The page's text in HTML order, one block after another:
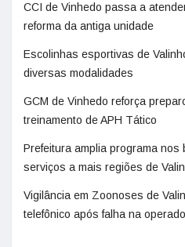
CCI de Vinhedo passa a
reforma da antiga unidade
Escolinhas esportivas de
diversas modalidades
GCM de Vinhedo reforça
treinamento de APH Tático
Prefeitura amplia programa
serviços a mais regiões de
Vigilância em Zoonoses de
telefônico após falha na